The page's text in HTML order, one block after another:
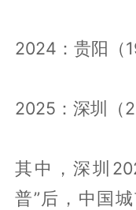
2024：贵阳（
2025：深圳（
其中，深圳
普”后，中国